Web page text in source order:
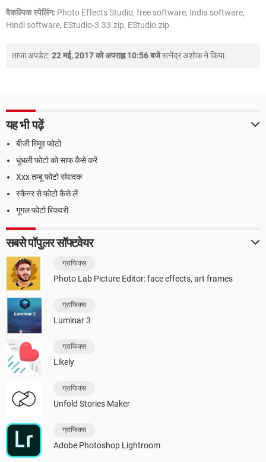
वैकल्पिक स्पेलिंग: Photo Effects Studio, free software, India software,
Hindi software, EStudio-3.33.zip, EStudio.zip
ताजा अपडेट:22 मई, 2017 को अपराह्न 10:56 बजेरत्नेंद्र अशोकने किया.
यह भी पढ़ें
बीजी रिमूव फोटो
धुंधली फोटो को साफ कैसे करें
Xxx तम्बू फोटो संपादक
स्कैनर से फोटो कैसे लें
गूगल फोटो रिकवरी
सबसे पॉपुलर सॉफ्टवेयर
ग्राफिक्स
Photo Lab Picture Editor: face effects, art frames
ग्राफिक्स
Luminar 3
ग्राफिक्स
Likely
ग्राफिक्स
Unfold Stories Maker
ग्राफिक्स
Adobe Photoshop Lightroom